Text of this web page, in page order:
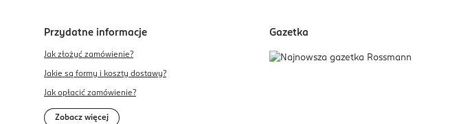
Przydatne informacje
Jak złożyć zamówienie?
Jakie są formy i koszty dostawy?
Jak opłacić zamówienie?
Zobacz więcej
Gazetka